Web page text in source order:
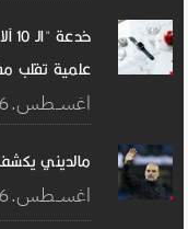
علمية تقلب
10 اغســطس.2026 - 16:01
مالديني
10 اغســطس.2026 - 15:59